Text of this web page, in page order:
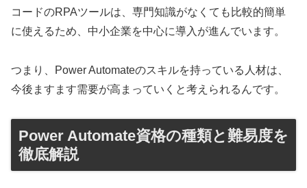
コードのRPAツールは、専門知識がなくても比較的簡単
に使えるため、中小企業を中心に導入が進んでいます。
つまり、Power Automateのスキルを持っている人材は、
今後ますます需要が高まっていくと考えられるんです。
Power Automate資格の種類と難易度を
徹底解説